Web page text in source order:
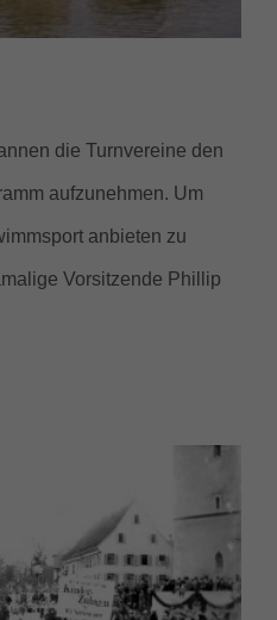
die Turnvereine den
aufzunehmen. Um
anbieten zu
Vorsitzende Phillip